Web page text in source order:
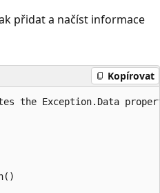
přidat a načíst informace
Kopírovat
the Exception.Data